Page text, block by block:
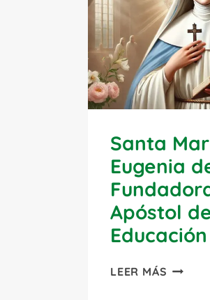
Santa
Eugenia
Apóstol
LEER MÁS SANTA